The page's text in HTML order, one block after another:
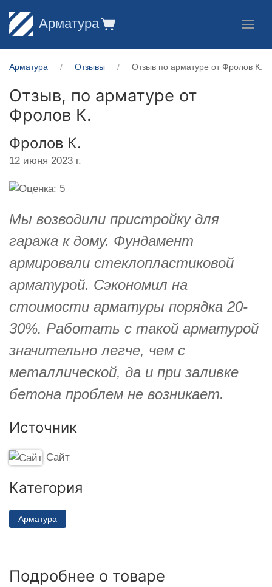
Арматура
Арматура Отзывы Отзыв по арматуре от Фролов К.
Отзыв, по арматуре от
Фролов К.
Фролов К.
12 июня 2023 г.
Мы возводили пристройку для
гаража к дому. Фундамент
армировали стеклопластиковой
арматурой. Сэкономил на
стоимости арматуры порядка 20-
30%. Работать с такой арматурой
значительно легче, чем с
металлической, да и при заливке
бетона проблем не возникает.
Источник
Сайт
Категория
Арматура
Подробнее о товаре